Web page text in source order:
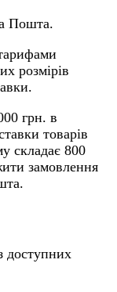
Пошта.
розмірів
грн. в
товарів
складає 800
замовлення
доступних